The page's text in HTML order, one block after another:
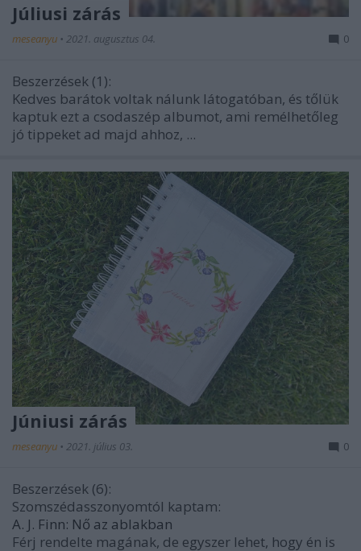
Júliusi zárás
meseanyu • 2021. augusztus 04. 0
Beszerzések (1):
Kedves barátok voltak nálunk látogatóban, és tőlük
kaptuk ezt a csodaszép albumot, ami remélhetőleg
jó tippeket ad majd ahhoz, ...
Júniusi zárás
meseanyu • 2021. július 03. 0
Beszerzések (6):
Szomszédasszonyomtól kaptam:
A. J. Finn: Nő az ablakban
Férj rendelte magának, de egyszer lehet, hogy én is